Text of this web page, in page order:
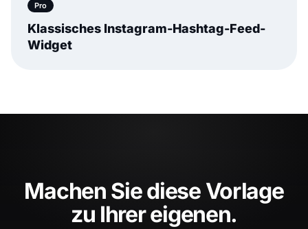
Pro
Klassisches Instagram-Hashtag-Feed-
Widget
Machen Sie diese Vorlage
zu Ihrer eigenen.